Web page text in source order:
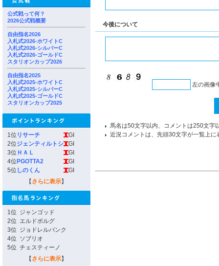
公式戦って何？
2026公式戦概要
自由指名2026
入札式2026-ホワイトC
入札式2026-シルバーC
入札式2026-ゴールドC
スタリオンカップ2026
自由指名2025
入札式2025-ホワイトC
入札式2025-シルバーC
入札式2025-ゴールドC
スタリオンカップ2025
1位 リサーチ
GI
2位ジェンティルトシ
GI
3位 ＨＡＬ
GI
4位 PGOTTA2
GI
5位 しのくん
GI
【 さらに表示】
1位 ジャンゴッド
2位 エルドボルグ
3位 ジョドレルバンク
4位 ソブリオ
5位 チェスティーノ
【 さらに表示】
今後について
左の画像
馬名は50文字以内、コメントは250文字
近況コメントは、先頭30文字が一覧上に